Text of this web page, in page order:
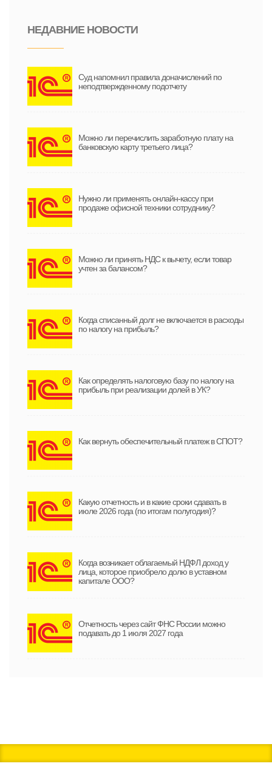
НЕДАВНИЕ НОВОСТИ
Суд напомнил правила доначислений по
неподтвержденному подотчету
Можно ли перечислить заработную плату на
банковскую карту третьего лица?
Нужно ли применять онлайн-кассу при
продаже офисной техники сотруднику?
Можно ли принять НДС к вычету, если товар
учтен за балансом?
Когда списанный долг не включается в расходы
по налогу на прибыль?
Как определять налоговую базу по налогу на
прибыль при реализации долей в УК?
Как вернуть обеспечительный платеж в СПОТ?
Какую отчетность и в какие сроки сдавать в
июле 2026 года (по итогам полугодия)?
Когда возникает облагаемый НДФЛ доход у
лица, которое приобрело долю в уставном
капитале ООО?
Отчетность через сайт ФНС России можно
подавать до 1 июля 2027 года